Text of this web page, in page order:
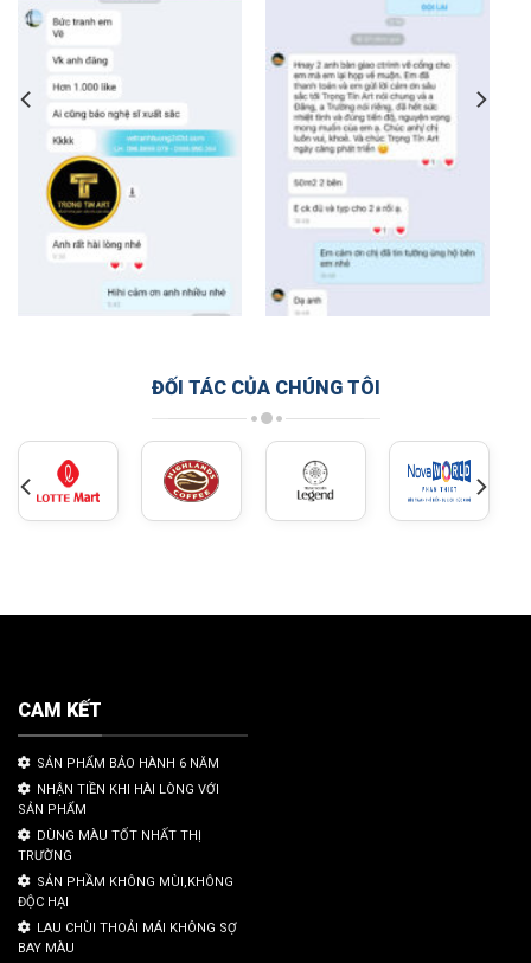
ĐỐI TÁC CỦA CHÚNG TÔI
CAM KẾT
SẢN PHẨM BẢO HÀNH 6 NĂM
NHẬN TIỀN KHI HÀI LÒNG VỚI
SẢN PHẨM
DÙNG MÀU TỐT NHẤT THỊ
TRƯỜNG
SẢN PHẦM KHÔNG MÙI,KHÔNG
ĐỘC HẠI
LAU CHÙI THOẢI MÁI KHÔNG SỢ
BAY MÀU